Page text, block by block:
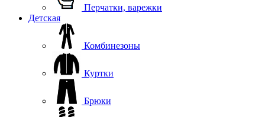
Перчатки, варежки
Детская
Комбинезоны
Куртки
Брюки